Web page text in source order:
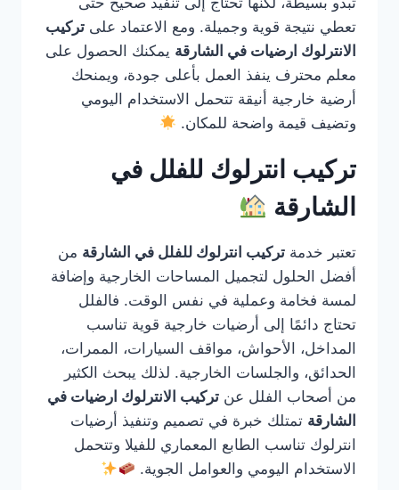
تعطي نتيجة قوية وجميلة. ومع الاعتماد على تركيب
الانترلوك ارضيات في الشارقة يمكنك الحصول على
معلم محترف ينفذ العمل بأعلى جودة، ويمنحك
أرضية خارجية أنيقة تتحمل الاستخدام اليومي
وتضيف قيمة واضحة للمكان.
تركيب انترلوك للفلل في
الشارقة
تعتبر خدمة تركيب انترلوك للفلل في الشارقة من
أفضل الحلول لتجميل المساحات الخارجية وإضافة
لمسة فخامة وعملية في نفس الوقت. فالفلل
تحتاج دائمًا إلى أرضيات خارجية قوية تناسب
المداخل، الأحواش، مواقف السيارات، الممرات،
الحدائق، والجلسات الخارجية. لذلك يبحث الكثير
من أصحاب الفلل عن تركيب الانترلوك ارضيات في
الشارقة تمتلك خبرة في تصميم وتنفيذ أرضيات
انترلوك تناسب الطابع المعماري للفيلا وتتحمل
الاستخدام اليومي والعوامل الجوية.